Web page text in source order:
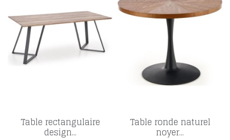
Table rectangulaire
design...
Table ronde naturel
noyer...